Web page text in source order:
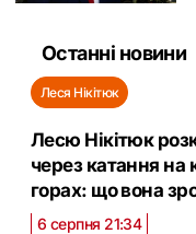
Останні новини
Леся Нікітюк
Лесю Нікітюк
через катання на
горах: що вона
6 серпня 21:34